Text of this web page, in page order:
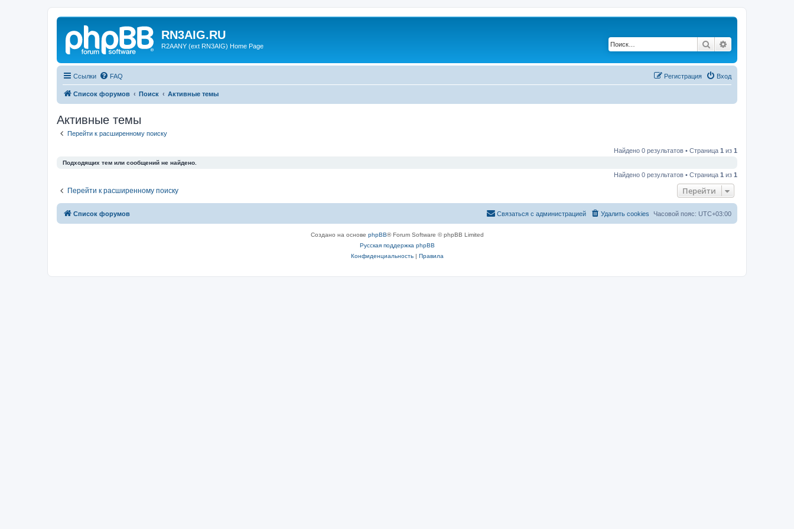
RN3AIG.RU
R2AANY (ext RN3AIG) Home Page Поиск
Ссылки FAQ Вход
Регистрация
Список форумов Поиск Активные темы
Активные темы
Перейти к расширенному поиску
Найдено 0 результатов • Страница 1 из 1
Подходящих тем или сообщений не найдено.
Найдено 0 результатов • Страница 1 из 1
Перейти к расширенному поиску Перейти
Список форумов Часовой пояс: UTC+03:00
Удалить cookies
Связаться с администрацией
Создано на основе phpBB® Forum Software © phpBB Limited
Русская поддержка phpBB
Конфиденциальность| Правила